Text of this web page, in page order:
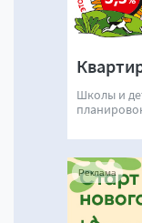
Школы и
Реклама